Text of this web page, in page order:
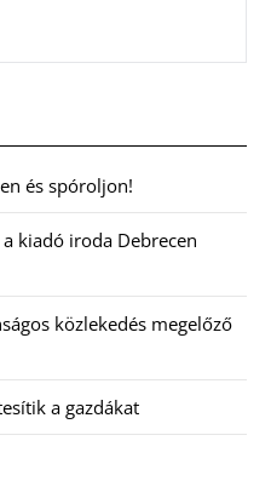
és spóroljon!
kiadó iroda Debrecen
közlekedés megelőző
a gazdákat